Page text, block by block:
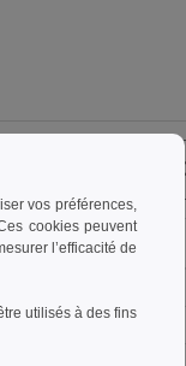
36 +
19.99
vos préférences,
cookies peuvent
l’efficacité de
utilisés à des fins